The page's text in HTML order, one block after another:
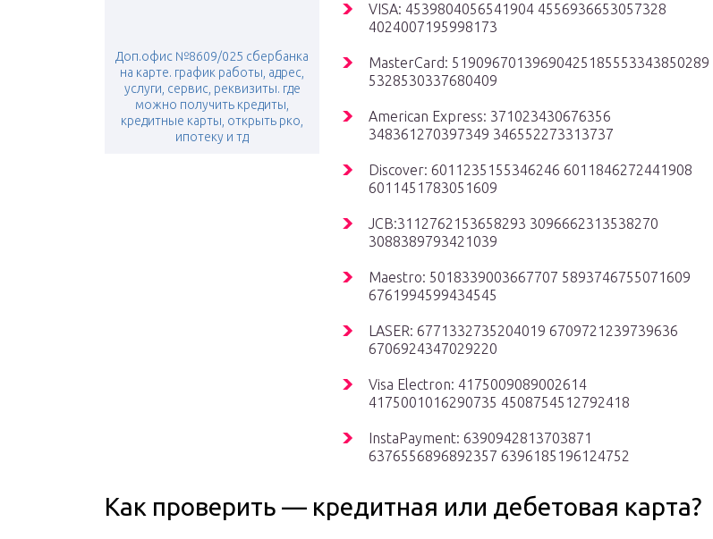
Доп.офис №8609/025 сбербанка
на карте. график работы, адрес,
услуги, сервис, реквизиты. где
можно получить кредиты,
кредитные карты, открыть рко,
ипотеку и тд
VISA: 4539804056541904 4556936653057328
4024007195998173
MasterCard: 51909670139690425185553343850289
5328530337680409
American Express: 371023430676356
348361270397349 346552273313737
Discover: 6011235155346246 6011846272441908
6011451783051609
JCB:3112762153658293 3096662313538270
3088389793421039
Maestro: 5018339003667707 5893746755071609
6761994599434545
LASER: 6771332735204019 6709721239739636
6706924347029220
Visa Electron: 4175009089002614
4175001016290735 4508754512792418
InstaPayment: 6390942813703871
6376556896892357 6396185196124752
Как проверить — кредитная или дебетовая карта?